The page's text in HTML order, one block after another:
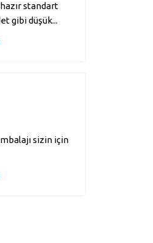
standart
gibi düşük...
sizin için